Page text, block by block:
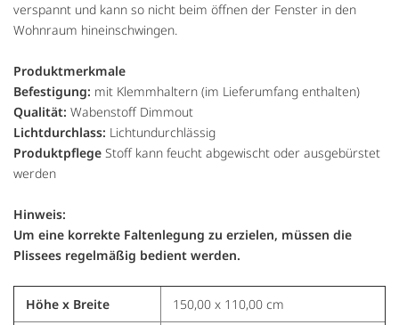
verspannt und kann so nicht beim öffnen der Fenster in den
Wohnraum hineinschwingen.
Produktmerkmale
Befestigung: mit Klemmhaltern (im Lieferumfang enthalten)
Qualität: Wabenstoff Dimmout
Lichtdurchlass: Lichtundurchlässig
Produktpflege Stoff kann feucht abgewischt oder ausgebürstet
werden
Hinweis:
Um eine korrekte Faltenlegung zu erzielen, müssen die
Plissees regelmäßig bedient werden.
Höhe x Breite 150,00 x 110,00 cm